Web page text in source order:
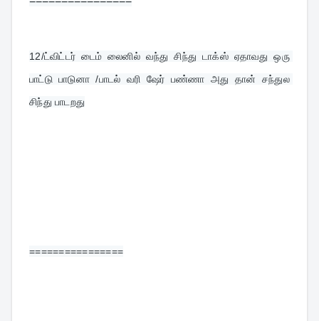
12/ட்விட்டர் டைம் லைனில் வந்து சிந்து டாக்ஸ் ஏதாவது ஒரு
பாட்டு பாடுனா /பாடல் வரி ஷேர் பண்ணா அது தான் சந்துல
சிந்து பாடறது
================